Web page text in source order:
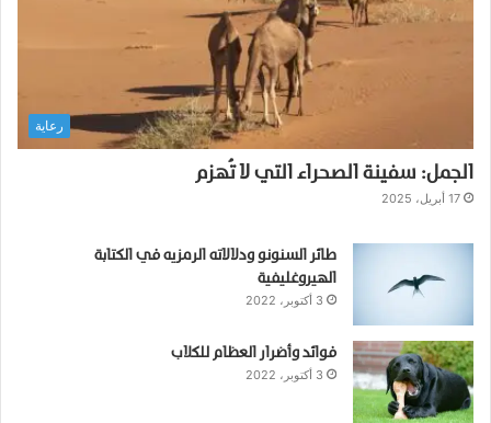
رعاية
الجمل: سفينة الصحراء التي لا تُهزم
17 أبريل، 2025
طائر السنونو ودلالاته الرمزيه في الكتابة
الهيروغليفية
3 أكتوبر، 2022
فوائد وأضرار العظام للكلاب
3 أكتوبر، 2022